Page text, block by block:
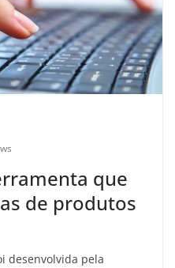
que
de produtos
desenvolvida pela